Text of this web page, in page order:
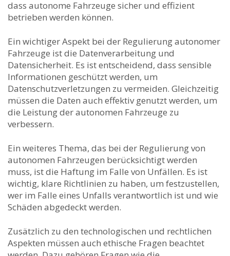
dass autonome Fahrzeuge sicher und⁣ effizient
betrieben werden können.
Ein wichtiger Aspekt bei der Regulierung‍ autonomer
Fahrzeuge ist⁤ die Datenverarbeitung und
Datensicherheit. Es ist entscheidend, dass sensible
Informationen geschützt werden, um
Datenschutzverletzungen zu vermeiden. Gleichzeitig
müssen die Daten auch effektiv genutzt werden, um
die Leistung der autonomen Fahrzeuge zu
verbessern.
Ein weiteres Thema, das bei der Regulierung‌ von
autonomen Fahrzeugen⁢ berücksichtigt werden
muss, ist die Haftung im Falle von Unfällen. Es ist
wichtig, ‍klare Richtlinien zu haben, um festzustellen,
wer im Falle eines ​Unfalls verantwortlich ist und wie
Schäden abgedeckt werden.
Zusätzlich zu den technologischen und rechtlichen
Aspekten müssen auch ethische Fragen beachtet